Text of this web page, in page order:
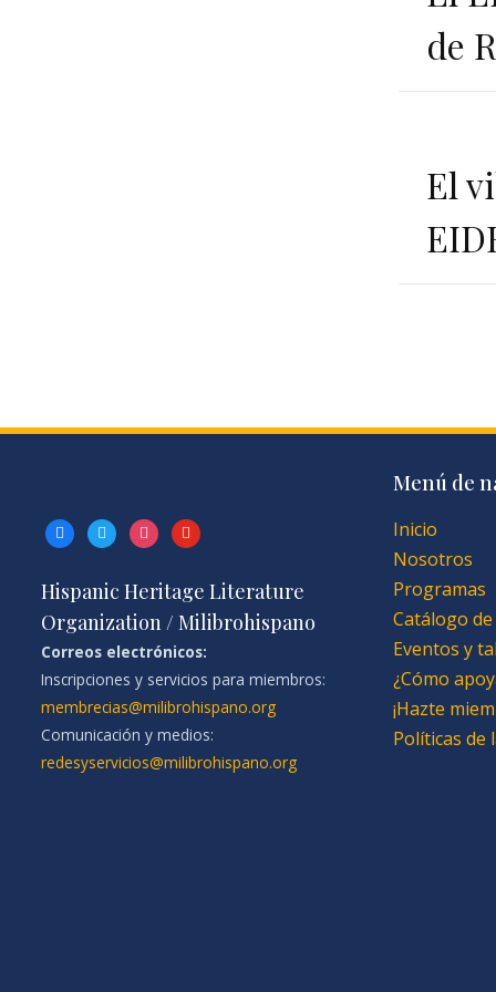
de
El
facebooktwitterinstagramyoutube
Hispanic Heritage Literature
Organization / Milibrohispano
Correos electrónicos:
Inscripciones y servicios para miembros:
membrecias@milibrohispano.org
Comunicación y medios:
redesyservicios@milibrohispano.org
Menú de
Inicio
Nosotros
Programas
Catálogo
Eventos y
¿Cómo
¡Hazte
Políticas de